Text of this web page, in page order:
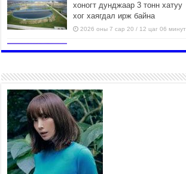
хоногт дунджаар 3 тонн хатуу
хог хаягдал ирж байна
2026 оны 7 сар 20 / 12 цаг 06 минут
“Жил бүрийн өвөл, жил бүрийн
ижил асуудал”
2026 оны 7 сар 20 / 11 цаг 16 минут
Б.Пүрэвдагва: Нийслэлд хийх
бүх замыг ус зайлуулах
хоолойтой, явган хүний болон